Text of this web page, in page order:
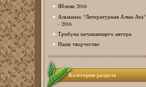
Яблоко 2016
Альманах "Литературная Алма-Ата"
- 2016
Трибуна начинающего автора
Наше творчество
Категории раздела